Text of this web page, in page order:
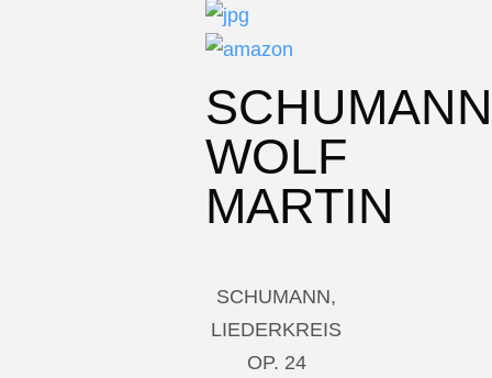
SCHUMANN
WOLF
MARTIN
SCHUMANN,
LIEDERKREIS
OP. 24